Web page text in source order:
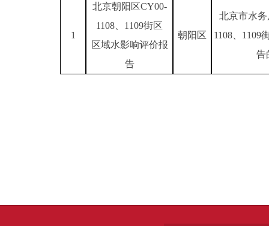
1
北京朝阳区CY00-
1108、1109街区
区域水影响评价报
告
朝阳区
北京市水
1108、1109
告